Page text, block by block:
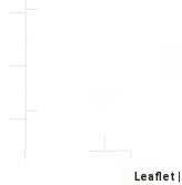
Leaflet